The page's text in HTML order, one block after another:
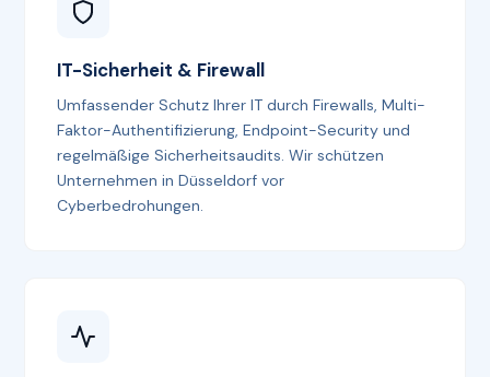
IT-Sicherheit & Firewall
Umfassender Schutz Ihrer IT durch Firewalls, Multi-
Faktor-Authentifizierung, Endpoint-Security und
regelmäßige Sicherheitsaudits. Wir schützen
Unternehmen in Düsseldorf vor
Cyberbedrohungen.